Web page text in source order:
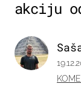
akciju